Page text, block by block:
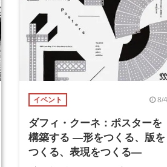
イベント 8/4
ダフィ・クーネ：ポスターを
構築する ―形をつくる、版を
つくる、表現をつくる―